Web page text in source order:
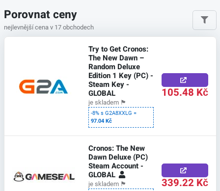
Porovnat ceny
nejlevnější cena v 17 obchodech
Try to Get Cronos:
The New Dawn –
Random Deluxe
Edition 1 Key (PC) -
Steam Key -
GLOBAL
je skladem 🏴
-8% s G2A8XXLG =
97.04 Kč
105.48 Kč
Cronos: The New
Dawn Deluxe (PC)
Steam Account -
GLOBAL
je skladem 🏴 339.22 Kč